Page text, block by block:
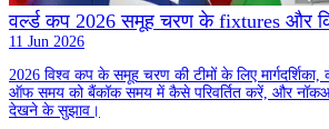
वर्ल्ड कप 2026 समूह चरण के fixtures
11 Jun 2026
2026 विश्व कप के समूह चरण की टीमों के लिए
ऑफ समय को बैंकॉक समय में कैसे परिवर्तित करें, और
देखने के सुझाव।